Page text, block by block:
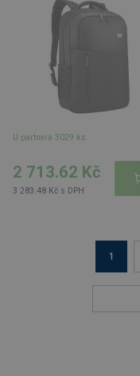
U partnera 3029 ks
2 713.62 Kč
3 283.48 Kč s DPH
1